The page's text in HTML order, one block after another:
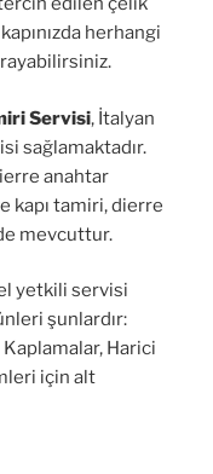
herhangi
Servisi, İtalyan
sağlamaktadır.
anahtar
kapı tamiri, dierre
mevcuttur.
yetkili servisi
şunlardır:
Kaplamalar, Harici
için alt